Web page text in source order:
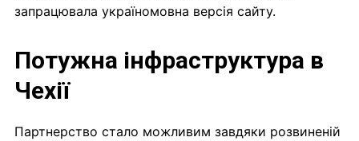
запрацювала україномовна версія сайту.
Потужна інфраструктура в
Чехії
Партнерство стало можливим завдяки розвиненій